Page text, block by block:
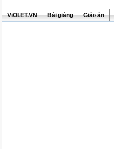
ViOLET.VN Bài giảng Giáo án